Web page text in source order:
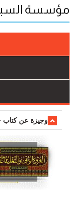
مؤسسة
وجیزة عن کتاب